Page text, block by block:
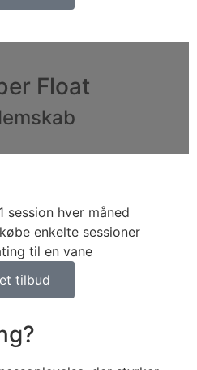
Float
session hver måned
enkelte sessioner
til en vane
tilbud